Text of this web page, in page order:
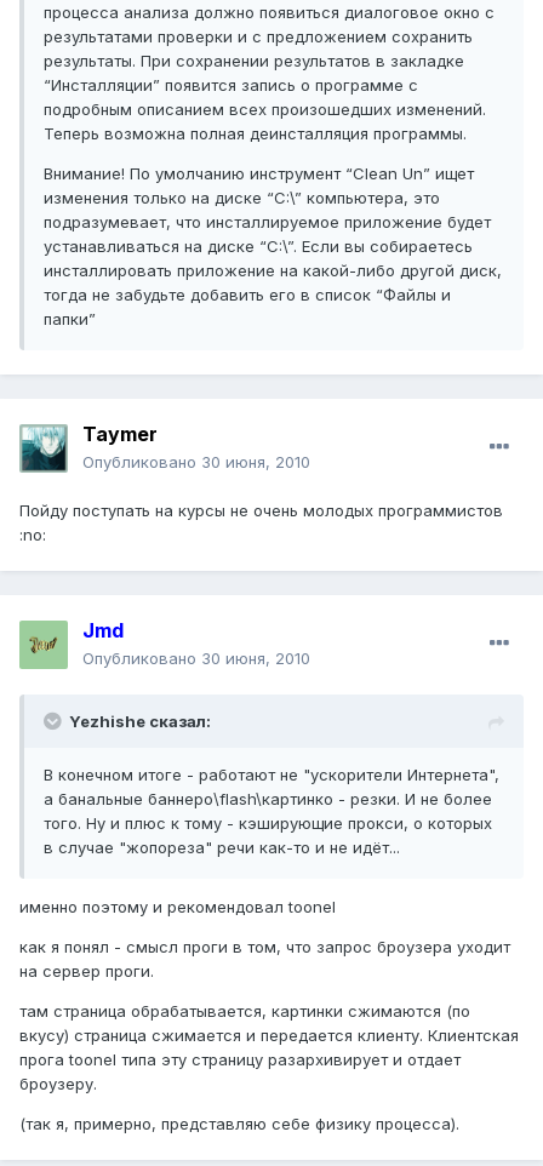
процесса анализа должно появиться диалоговое окно с
результатами проверки и с предложением сохранить
результаты. При сохранении результатов в закладке
“Инсталляции” появится запись о программе с
подробным описанием всех произошедших изменений.
Теперь возможна полная деинсталляция программы.
Внимание! По умолчанию инструмент “Clean Un” ищет
изменения только на диске “C:\” компьютера, это
подразумевает, что инсталлируемое приложение будет
устанавливаться на диске “C:\”. Если вы собираетесь
инсталлировать приложение на какой-либо другой диск,
тогда не забудьте добавить его в список “Файлы и
папки”
Taymer
Опубликовано 30 июня, 2010
Пойду поступать на курсы не очень молодых программистов
:no:
Jmd
Опубликовано 30 июня, 2010
Yezhishe сказал:
В конечном итоге - работают не "ускорители Интернета",
а банальные баннеро\flash\картинко - резки. И не более
того. Ну и плюс к тому - кэширующие прокси, о которых
в случае "жопореза" речи как-то и не идёт...
именно поэтому и рекомендовал toonel
как я понял - смысл проги в том, что запрос броузера уходит
на сервер проги.
там страница обрабатывается, картинки сжимаются (по
вкусу) страница сжимается и передается клиенту. Клиентская
прога toonel типа эту страницу разархивирует и отдает
броузеру.
(так я, примерно, представляю себе физику процесса).